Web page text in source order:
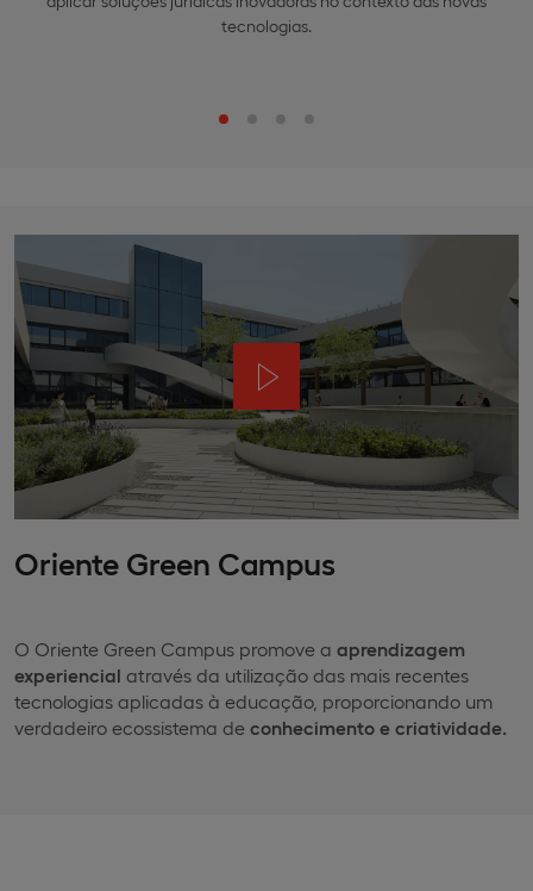
tecnologias.
Oriente Green Campus
O Oriente Green Campus promove a aprendizagem
experiencial através da utilização das mais recentes
tecnologias aplicadas à educação, proporcionando um
verdadeiro ecossistema de conhecimento e criatividade.